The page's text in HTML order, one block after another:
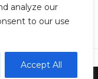
analyze our
to our use
Accept All